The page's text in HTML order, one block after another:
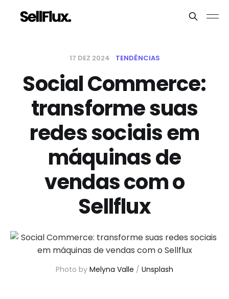
17 DEZ 2024 TENDÊNCIAS
Social Commerce:
transforme suas
redes sociais em
máquinas de
vendas com o
Sellflux
Photo by Melyna Valle / Unsplash